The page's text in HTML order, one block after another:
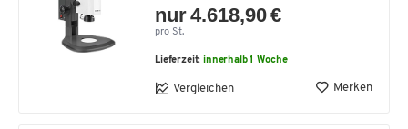
nur 4.618,90 €
pro St.
Lieferzeit:innerhalb 1 Woche
Vergleichen Merken